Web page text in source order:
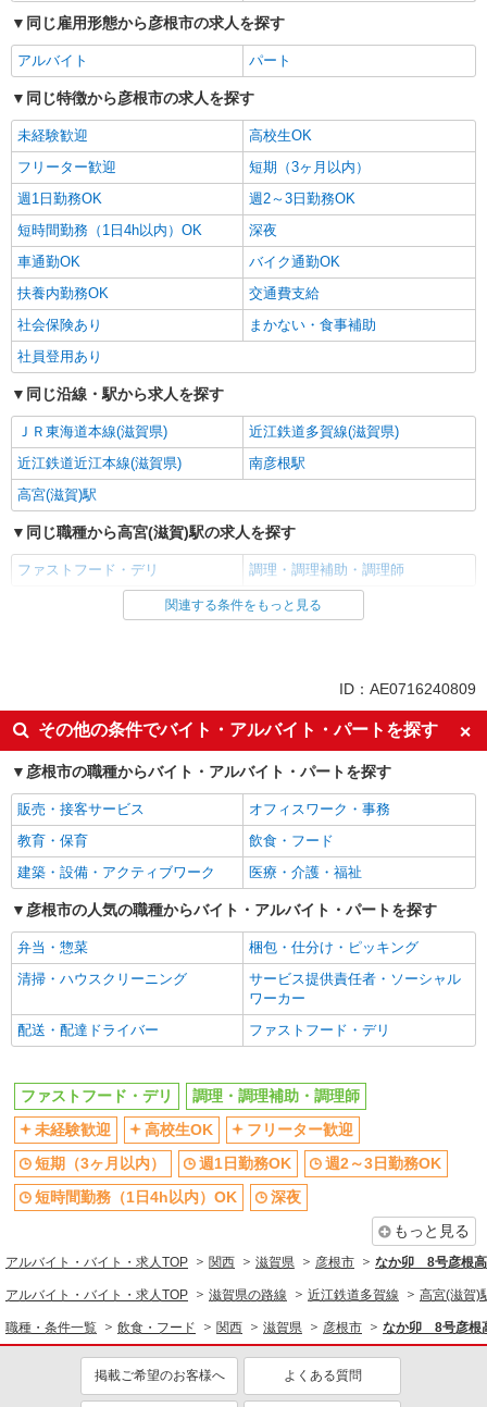
同じ雇用形態から彦根市の求人を探す
アルバイト パート
同じ特徴から彦根市の求人を探す
未経験歓迎
高校生OK
フリーター歓迎
短期（3ヶ月以内）
週1日勤務OK
週2～3日勤務OK
短時間勤務（1日4h以内）OK
深夜
車通勤OK
バイク通勤OK
扶養内勤務OK
交通費支給
社会保険あり
まかない・食事補助
社員登用あり
同じ沿線・駅から求人を探す
ＪＲ東海道本線(滋賀県)
近江鉄道多賀線(滋賀県)
近江鉄道近江本線(滋賀県)
南彦根駅
高宮(滋賀)駅
同じ職種から高宮(滋賀)駅の求人を探す
ファストフード・デリ 調理・調理補助・調理師
同じ雇用形態から高宮(滋賀)駅の求人を探す
未経験歓迎
高校生OK
フリーター歓迎
短期（3ヶ月以内）
週1日勤務OK
週2～3日勤務OK
短時間勤務（1日4h以内）OK
深夜
車通勤OK
バイク通勤OK
扶養内勤務OK
交通費支給
社会保険あり
まかない・食事補助
社員登用あり
同じ職種から求人を探す
飲食・フード
ファストフード・デリ
調理・調理補助・調理師
同じ特徴から求人を探す
未経験歓迎
高校生OK
短期（3ヶ月以内）
週1日勤務OK
週2～3日勤務OK
短時間勤務（1日4h以内）OK
関連する条件をもっと見る
ID：AE0716240809
その他の条件でバイト・アルバイト・パートを探す
彦根市の職種からバイト・アルバイト・パートを探す
販売・接客サービス
オフィスワーク・事務
教育・保育
飲食・フード
建築・設備・アクティブワーク
医療・介護・福祉
彦根市の人気の職種からバイト・アルバイト・パートを探す
弁当・惣菜
梱包・仕分け・ピッキング
清掃・ハウスクリーニング
サービス提供責任者・ソーシャル
ワーカー
配送・配達ドライバー
ファストフード・デリ
ファストフード・デリ
調理・調理補助・調理師
未経験歓迎
高校生OK
フリーター歓迎
短期（3ヶ月以内）
週1日勤務OK
週2～3日勤務OK
短時間勤務（1日4h以内）OK
深夜
もっと見る
アルバイト・バイト・求人TOP 関西 滋賀県 彦根市 なか卯 8号彦根高
アルバイト・バイト・求人TOP 滋賀県の路線 近江鉄道多賀線 高宮(滋賀)
職種・条件一覧 飲食・フード 関西 滋賀県 彦根市 なか卯 8号彦根
掲載ご希望のお客様へ よくある質問